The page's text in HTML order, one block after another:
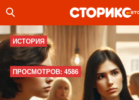
ИСТОРИЯ
ПРОСМОТРОВ: 4586